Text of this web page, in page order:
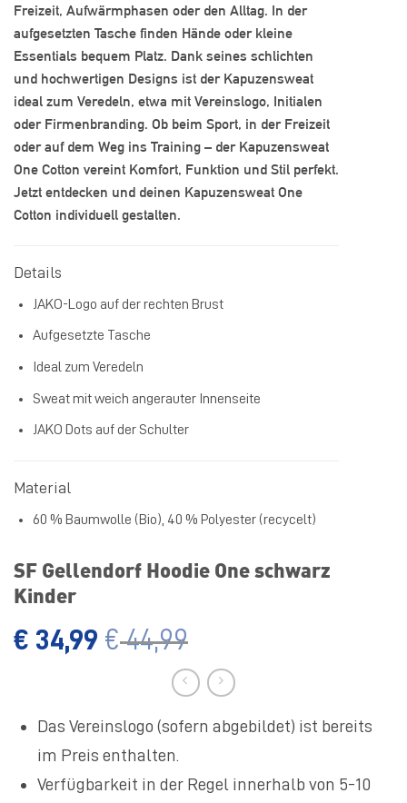
Freizeit, Aufwärmphasen oder den Alltag. In der
aufgesetzten Tasche finden Hände oder kleine
Essentials bequem Platz. Dank seines schlichten
und hochwertigen Designs ist der Kapuzensweat
ideal zum Veredeln, etwa mit Vereinslogo, Initialen
oder Firmenbranding. Ob beim Sport, in der Freizeit
oder auf dem Weg ins Training – der Kapuzensweat
One Cotton vereint Komfort, Funktion und Stil perfekt.
Jetzt entdecken und deinen Kapuzensweat One
Cotton individuell gestalten.
Details
JAKO-Logo auf der rechten Brust
Aufgesetzte Tasche
Ideal zum Veredeln
Sweat mit weich angerauter Innenseite
JAKO Dots auf der Schulter
Material
60 % Baumwolle (Bio), 40 % Polyester (recycelt)
SF Gellendorf Hoodie One schwarz
Kinder
€ 34,99 €44,99
Das Vereinslogo (sofern abgebildet) ist bereits
im Preis enthalten.
Verfügbarkeit in der Regel innerhalb von 5-10